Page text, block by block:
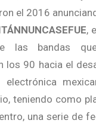
el 2016
,
las bandas
los 90 hacia el
electrónica
teniendo como
una serie de